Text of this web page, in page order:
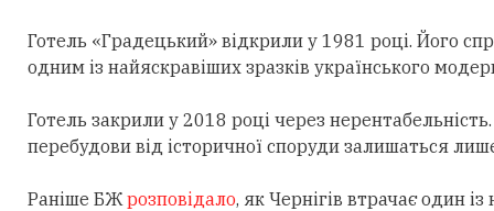
Готель «Градецький» відкрили у 1981 році. Його
одним із найяскравіших зразків українського
Готель закрили у 2018 році через
перебудови від історичної споруди залишаться
Раніше БЖ розповідало, як Чернігів втрачає один